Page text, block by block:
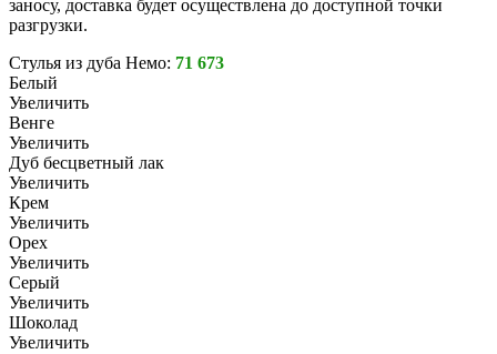
заносу, доставка будет осуществлена до доступной точки
разгрузки.
Стулья из дуба Немо: 71 673
Белый
Увеличить
Венге
Увеличить
Дуб бесцветный лак
Увеличить
Крем
Увеличить
Орех
Увеличить
Серый
Увеличить
Шоколад
Увеличить